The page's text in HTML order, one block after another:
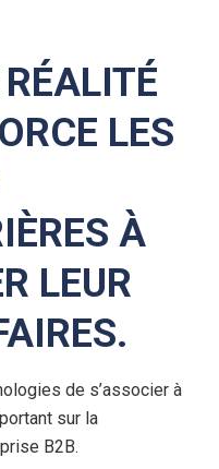
LES
À
LEUR
de s’associer à
sur la
B2B.